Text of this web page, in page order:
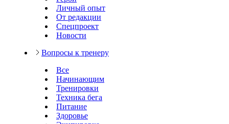
Личный опыт
От редакции
Спецпроект
Новости
Вопросы к тренеру
Все
Начинающим
Тренировки
Техника бега
Питание
Здоровье